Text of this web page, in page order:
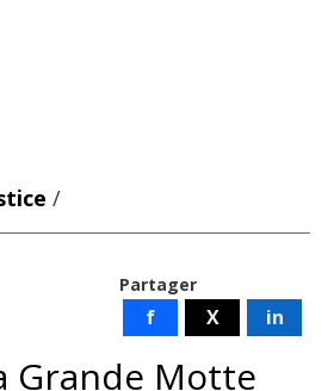
/
Partager
f X in
Grande Motte